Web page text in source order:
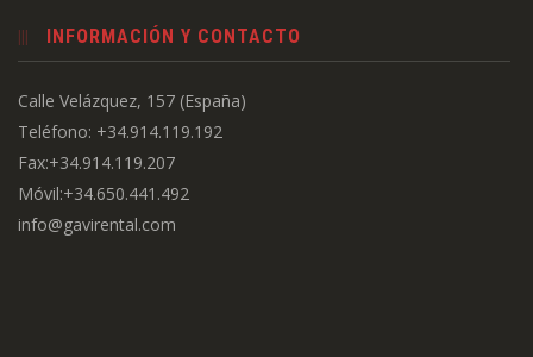
INFORMACIÓN Y CONTACTO
Calle Velázquez, 157 (España)
Teléfono: +34.914.119.192
Fax:+34.914.119.207
Móvil:+34.650.441.492
info@gavirental.com